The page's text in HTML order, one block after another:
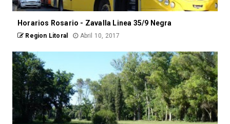
Horarios Rosario - Zavalla Linea 35/9 Negra
Region Litoral Abril 10, 2017